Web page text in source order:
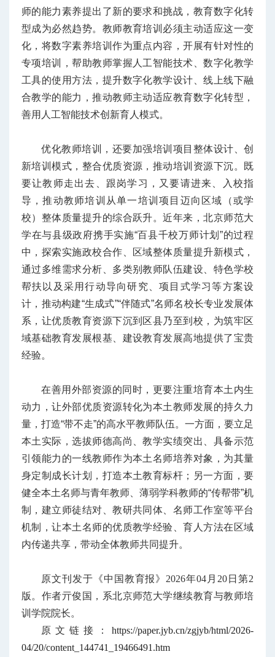
师的能力素养提出了新的要求和挑战，教育数字化转
型成为必然趋势。教师教育培训必须主动适应这一变
化，将数字素养培训作为重点内容，开展有针对性的
专项培训，帮助教师掌握人工智能技术、数字化教学
工具的使用方法，提升数字化教学设计、线上线下融
合教学的能力，推动教师主动适应教育数字化转型，
善用人工智能技术创新育人模式。
优化教师培训，还要加强培训项目整体设计、创
新培训模式，整合优质资源，推动培训资源下沉。既
要让教师走出去、跟岗学习，又要请进来、入校指
导，推动教师培训从单一培训项目迈向区域（或学
校）整体质量提升的综合跃升。近年来，北京师范大
学在与县级政府携手实施“百县千校万师计划”的过程
中，探索实施政校合作、区域整体质量提升新模式，
通过多维需求分析、多类别教师队伍建设、特色学校
帮扶以及采用行动导向研究、项目式学习等方案设
计，推动构建“生成式”“伴随式”名师名校长专业发展体
系，让优质教育资源下沉到区县乃至到校，为筑牢区
域基础教育发展根基、建设教育发展高地提供了宝贵
经验。
在善用外部资源的同时，更要注重培育本土内生
动力，让外部优质资源转化为本土教师发展的持久力
量，打造“带不走”的高水平教师队伍。一方面，要立足
本土实际，选拔师德高尚、教学实绩突出、具备示范
引领能力的一线教师作为本土名师培养对象，为其量
身定制成长计划，打造本土教育标杆；另一方面，要
健全本土名师与青年教师、薄弱学科教师的“传帮带”机
制，建立师徒结对、教研共同体、名师工作室等平台
机制，让本土名师的优质教学经验、育人方法在区域
内传递共享，带动全体教师共同提升。
原文刊发于《中国教育报》2026年04月20日第2
版。作者亓俊国，系北京师范大学继续教育与教师培
训学院院长。
原文链接： https://paper.jyb.cn/zgjyb/html/2026-
04/20/content_144741_19466491.htm